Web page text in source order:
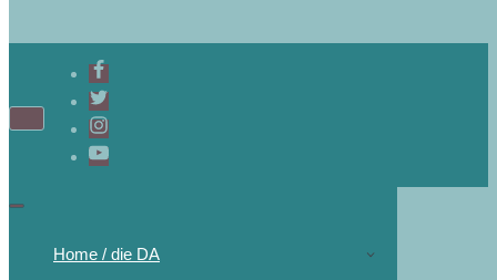
Navigations-
Navigations-
Home / die DA